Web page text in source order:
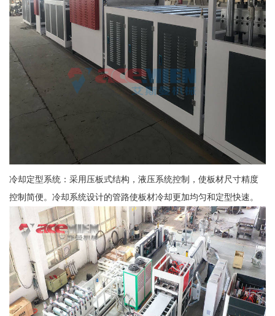
冷却定型系统：采用压板式结构，液压系统控制，使板材尺寸精度
控制简便。冷却系统设计的管路使板材冷却更加均匀和定型快速。